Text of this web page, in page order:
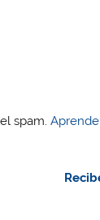
spam.